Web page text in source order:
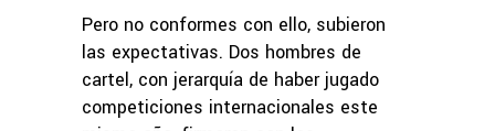
Pero no conformes con ello, subieron
las expectativas. Dos hombres de
cartel, con jerarquía de haber jugado
competiciones internacionales este